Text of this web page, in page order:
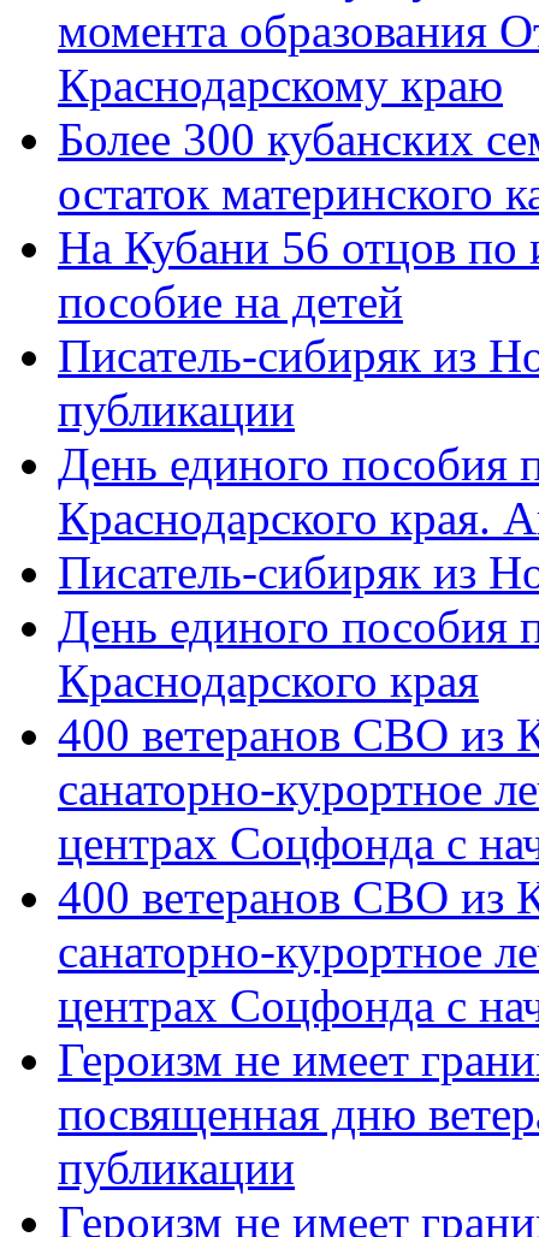
момента образования
Краснодарскому краю
Более 300 кубанских
остаток материнского
На Кубани 56 отцов по
пособие на детей
Писатель-сибиряк из
публикации
День единого пособия
Краснодарского края.
Писатель-сибиряк из
День единого пособия
Краснодарского края
400 ветеранов СВО из
санаторно-курортное
центрах Соцфонда с
400 ветеранов СВО из
санаторно-курортное
центрах Соцфонда с
Героизм не имеет
посвященная дню
публикации
Героизм не имеет